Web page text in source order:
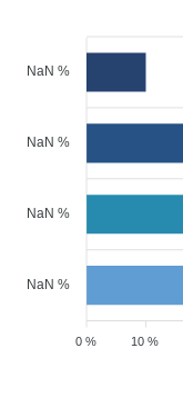
NaN %
NaN %
NaN %
NaN %
10 %
0 %